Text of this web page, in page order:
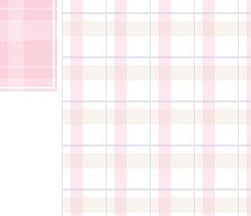
10秒滞在